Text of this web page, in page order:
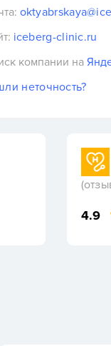
iceberg-clinic.ru
компании на
неточность?
4.9